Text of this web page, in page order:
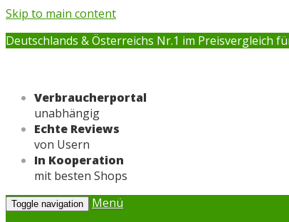
Skip to main content
Deutschlands & Österreichs Nr.1 im Preisvergleich
Verbraucherportal
unabhängig
Echte Reviews
von Usern
In Kooperation
mit besten Shops
Toggle navigation
Menü